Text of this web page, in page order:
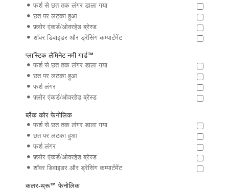
फर्श से छत तक लंगर डाला गया
छत पर लटका हुआ
फ़्लोर एंकर्ड/ओवरहेड ब्रेस्ड
शॉवर डिवाइडर और ड्रेसिंग कम्पार्टमेंट
प्लास्टिक लैमिनेट नमी गार्ड™
फर्श से छत तक लंगर डाला गया
छत पर लटका हुआ
फर्श लंगर
फ़्लोर एंकर्ड/ओवरहेड ब्रेस्ड
ब्लैक कोर फेनोलिक
फर्श से छत तक लंगर डाला गया
छत पर लटका हुआ
फर्श लंगर
फ़्लोर एंकर्ड/ओवरहेड ब्रेस्ड
शॉवर डिवाइडर और ड्रेसिंग कम्पार्टमेंट
कलर-थ्रू™ फेनोलिक